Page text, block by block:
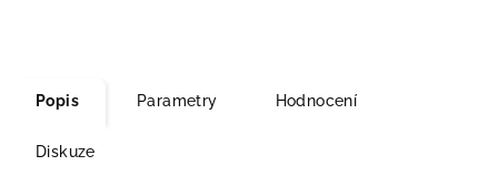
Popis Parametry Hodnocení
Diskuze